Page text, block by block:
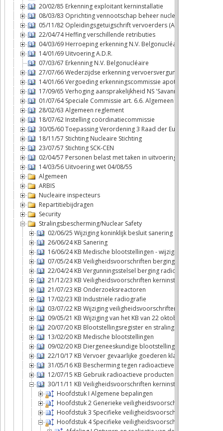
20/02/85 Erkenning exploitant kerninstallatie
08/03/83 Oprichting vennootschap beheer nucleaire
05/11/82 Opleidingsgetuigschrift vervoerders (ADR)
22/04/74 Heffing verschillende retributies
04/03/69 Herroeping erkenning N.V. Belgonucléaire
14/01/69 Uitvoering A.D.R.
07/03/67 Erkenning N.V. Belgonucléaire
27/07/66 Wederzijdse erkenning vervoersvergunningen binnen
14/01/66 Vergoeding erkenningscommissie apothekers
17/09/65 Verhoging aansprakelijkheid NS 'Savannah'
01/07/64 Speciale Commissie art. 6.6. Algemeen reglement
28/02/63 Algemeen reglement
18/07/62 Instelling coördinatiecommissie
30/05/60 Toepassing Verordening 3 Raad der Europese
18/11/57 Stichting Nucleaire Stichting
23/07/57 Stichting SCK-CEN
02/04/57 Personen belast met taken in uitvoering van de wet 04/
14/03/56 Uitvoering wet 04/08/55
Algemeen
ARBIS
Nucleaire inspecteurs
Repartitiebijdragen
Security
Stralingsbescherming/Nuclear Safety
02/06/25 Wijziging koninklijk besluit sanering
26/06/24 KB Sanering
16/06/24 KB Medische blootstellingen - wijziging
07/05/24 KB Veiligheidsvoorschriften berging
22/04/24 KB Vergunningsstelsel berging radioactief afval
21/12/23 KB Veiligheidsvoorschriften kerninstallaties
21/07/23 KB Onderzoeksreactoren
17/02/23 KB Industriële radiografie
03/07/22 KB Wijziging veiligheidsvoorschriften kerninstallaties
09/05/21 KB Wijziging van het KB van 22 oktober 2017
20/07/20 KB Blootstellingsregister en stralingspaspoort
13/02/20 KB Medische blootstellingen
09/02/20 KB Diergeneeskundige blootstellingen
22/10/17 KB Vervoer gevaarlijke goederen klasse 7
31/05/16 KB Bescherming tegen radioactieve stoffen water
12/07/15 KB Gebruik radioactieve producten In VITRO of In
30/11/11 KB Veiligheidsvoorschriften kerninstallaties
Hoofdstuk I Algemene bepalingen
Hoofdstuk 2 Generieke veiligheidsvoorschriften
Hoofdstuk 3 Specifieke veiligheidsvoorschriften voor de
Hoofdstuk 4 Specifieke veiligheidsvoorschriften voor de